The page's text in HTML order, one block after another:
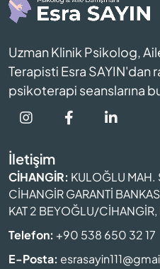
Uzman Klinik Psikolog,
Terapisti Esra SAYIN'dan
psikoterapi seanslarına
İletişim
CİHANGİR: KULOĞLU MAH.
CİHANGİR GARANTİ
KAT 2 BEYOĞLU/
Telefon: +90 538 650 32 17
E-Posta: